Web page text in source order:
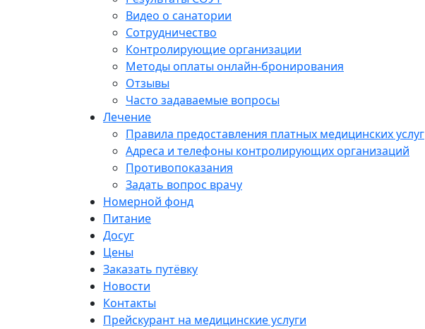
Видео о санатории
Сотрудничество
Контролирующие организации
Методы оплаты онлайн-бронирования
Отзывы
Часто задаваемые вопросы
Лечение
Правила предоставления платных медицинских услуг
Адреса и телефоны контролирующих организаций
Противопоказания
Задать вопрос врачу
Номерной фонд
Питание
Досуг
Цены
Заказать путёвку
Новости
Контакты
Прейскурант на медицинские услуги